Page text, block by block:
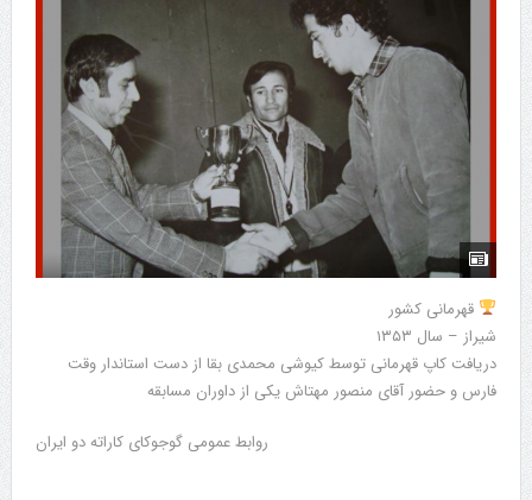
قهرمانی کشور
شیراز – سال ۱۳۵۳
دریافت کاپ قهرمانی توسط کیوشی محمدی بقا از دست استاندار وقت
فارس و حضور آقای منصور مهتاش یکی از داوران مسابقه
روابط عمومی گوجوکای کاراته دو ایران